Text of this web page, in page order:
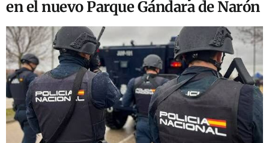
en el nuevo Parque Gándara de Narón